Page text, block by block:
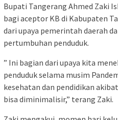
Bupati Tangerang Ahmed Zaki
bagi aceptor KB di Kabupaten
dari upaya pemerintah daerah
pertumbuhan penduduk.
” Ini bagian dari upaya kita
penduduk selama musim
kesehatan dan pendidikan
bisa diminimalisir,” terang Zaki.